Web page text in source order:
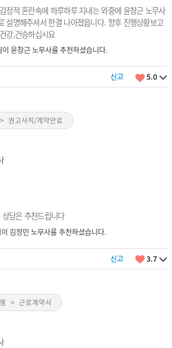
정적 혼란속에 하루하루 지내는 와중에 윤창근 노무사
설명해주셔서 한결 나아졌읍니다. 향후 진행상황보고
강,건승하십시요
윤창근 노무사를 추천하셨습니다.
신고 5.0
> 권고사직/계약만료
담은 추천드립니다
김정민 노무사를 추천하셨습니다.
신고 3.7
> 근로계약서